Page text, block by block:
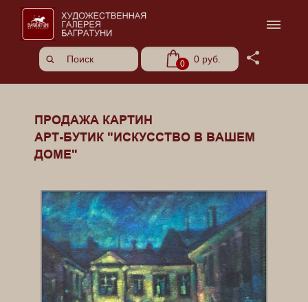
0 0 руб.
ПРОДАЖА КАРТИН
АРТ-БУТИК "ИСКУССТВО В ВАШЕМ
ДОМЕ"